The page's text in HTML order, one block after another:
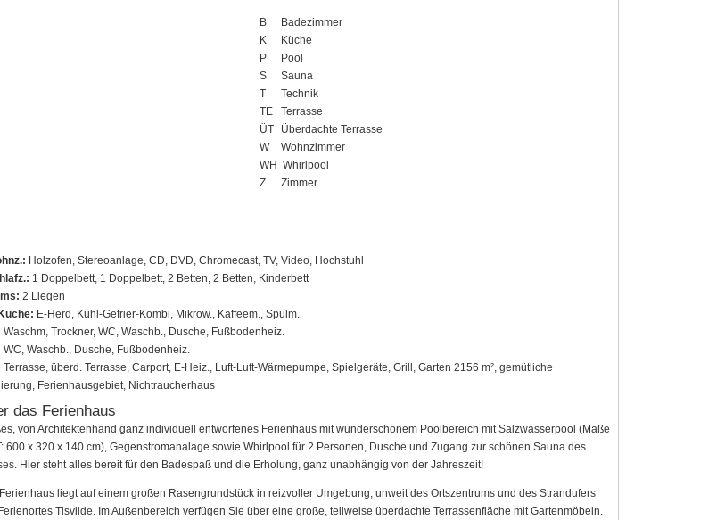
B
Badezimmer
K
Küche
P
Pool
S
Sauna
T
Technik
TE
Terrasse
ÜT
Überdachte Terrasse
W
Wohnzimmer
WH Whirlpool
Z
Zimmer
Holzofen, Stereoanlage, CD, DVD, Chromecast, TV, Video, Hochstuhl
1 Doppelbett, 1 Doppelbett, 2 Betten, 2 Betten, Kinderbett
2 Liegen
E-Herd, Kühl-Gefrier-Kombi, Mikrow., Kaffeem., Spülm.
Waschm, Trockner, WC, Waschb., Dusche, Fußbodenheiz.
WC, Waschb., Dusche, Fußbodenheiz.
Terrasse, überd. Terrasse, Carport, E-Heiz., Luft-Luft-Wärmepumpe, Spielgeräte, Grill, Garten 2156 m², gemütliche
Ferienhausgebiet, Nichtraucherhaus
das Ferienhaus
von Architektenhand ganz individuell entworfenes Ferienhaus mit wunderschönem Poolbereich mit Salzwasserpool (Maße
600 x 320 x 140 cm), Gegenstromanalage sowie Whirlpool für 2 Personen, Dusche und Zugang zur schönen Sauna des
Hier steht alles bereit für den Badespaß und die Erholung, ganz unabhängig von der Jahreszeit!
liegt auf einem großen Rasengrundstück in reizvoller Umgebung, unweit des Ortszentrums und des Strandufers
Tisvilde. Im Außenbereich verfügen Sie über eine große, teilweise überdachte Terrassenfläche mit Gartenmöbeln.